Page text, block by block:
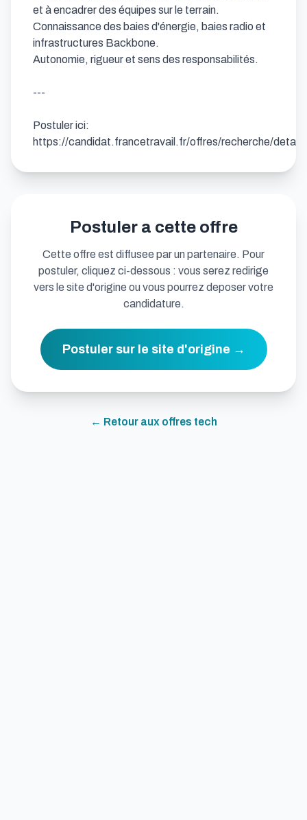
et à encadrer des équipes sur le terrain.
Connaissance des baies d'énergie, baies radio et
infrastructures Backbone.
Autonomie, rigueur et sens des responsabilités.
---
Postuler ici:
https://candidat.francetravail.fr/offres/recherche/detail/
Postuler a cette offre
Cette offre est diffusee par un partenaire. Pour
postuler, cliquez ci-dessous : vous serez redirige
vers le site d'origine ou vous pourrez deposer votre
candidature.
Postuler sur le site d'origine →
← Retour aux offres tech